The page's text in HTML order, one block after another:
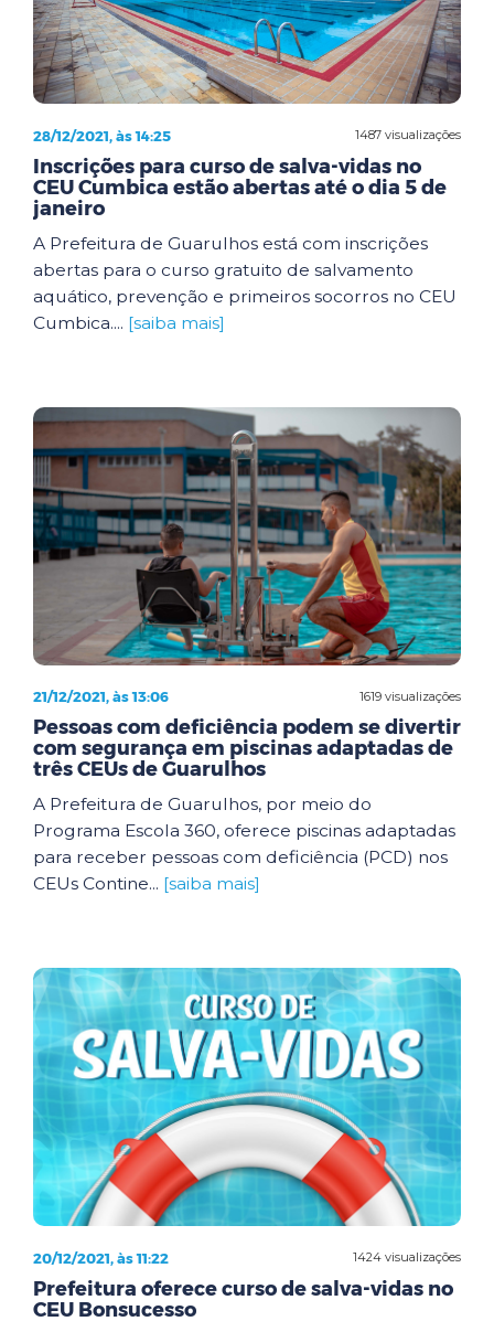
1487 visualizações
28/12/2021, às 14:25
Inscrições para curso de salva-vidas no
CEU Cumbica estão abertas até o dia 5 de
janeiro
A Prefeitura de Guarulhos está com inscrições
abertas para o curso gratuito de salvamento
aquático, prevenção e primeiros socorros no CEU
Cumbica.... [saiba mais]
1619 visualizações
21/12/2021, às 13:06
Pessoas com deficiência podem se divertir
com segurança em piscinas adaptadas de
três CEUs de Guarulhos
A Prefeitura de Guarulhos, por meio do
Programa Escola 360, oferece piscinas adaptadas
para receber pessoas com deficiência (PCD) nos
CEUs Contine... [saiba mais]
1424 visualizações
20/12/2021, às 11:22
Prefeitura oferece curso de salva-vidas no
CEU Bonsucesso